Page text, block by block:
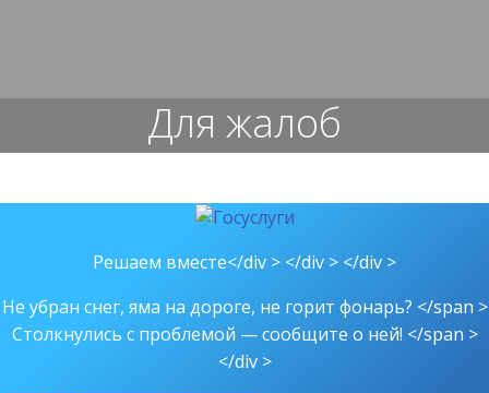
Для жалоб
Решаем вместе</div > </div > </div >
Не убран снег, яма на дороге, не горит фонарь? </span >
Столкнулись с проблемой — сообщите о ней! </span >
</div >